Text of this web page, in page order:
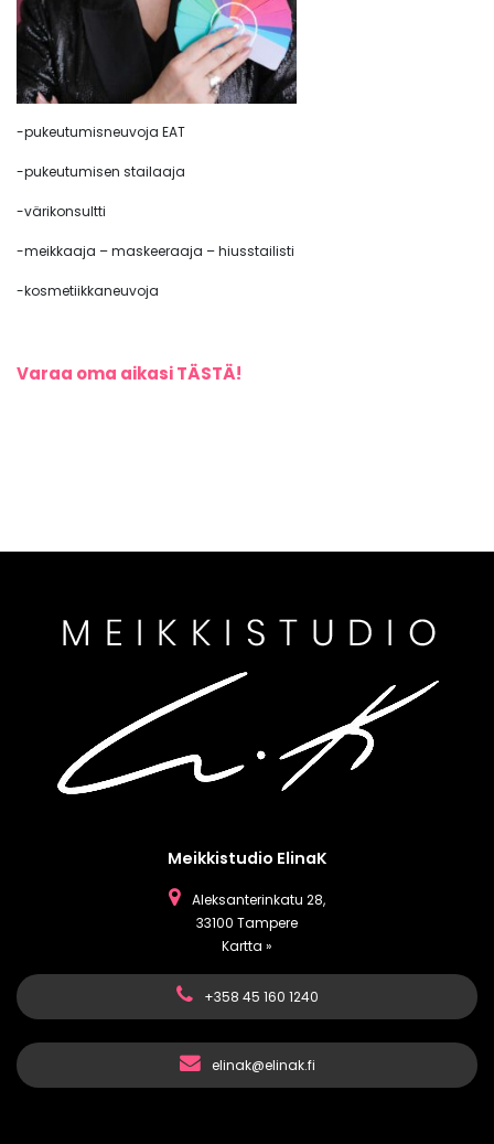
-pukeutumisneuvoja EAT
-pukeutumisen stailaaja
-värikonsultti
-meikkaaja – maskeeraaja – hiusstailisti
-kosmetiikkaneuvoja
Varaa oma aikasi TÄSTÄ!
Meikkistudio ElinaK
Aleksanterinkatu 28,
33100 Tampere
Kartta »
+358 45 160 1240
elinak@elinak.fi